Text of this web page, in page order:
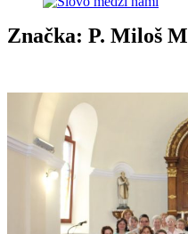
Značka: P. Miloš